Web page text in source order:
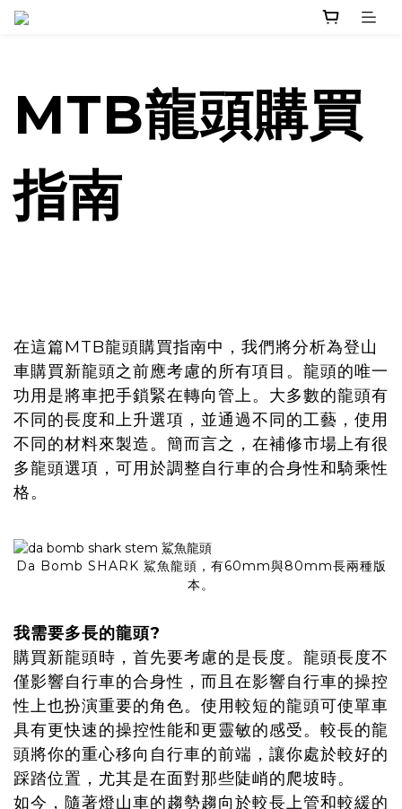
MTB龍頭購買
指南
在這篇MTB龍頭購買指南中，我們將分析為登山
車購買新龍頭之前應考慮的所有項目。龍頭的唯一
功用是將車把手鎖緊在轉向管上。大多數的龍頭有
不同的長度和上升選項，並通過不同的工藝，使用
不同的材料來製造。簡而言之，在補修市場上有很
多龍頭選項，可用於調整自行車的合身性和騎乘性
格。
Da Bomb SHARK 鯊魚龍頭，有60mm與80mm長兩種版
本。
我需要多長的龍頭?
購買新龍頭時，首先要考慮的是長度。龍頭長度不
僅影響自行車的合身性，而且在影響自行車的操控
性上也扮演重要的角色。使用較短的龍頭可使單車
具有更快速的操控性能和更靈敏的感受。較長的龍
頭將你的重心移向自行車的前端，讓你處於較好的
踩踏位置，尤其是在面對那些陡峭的爬坡時。
如今，隨著燈山車的趨勢趨向於較長上管和較緩的